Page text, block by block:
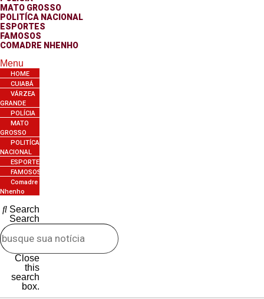
MATO GROSSO
POLITÍCA NACIONAL
ESPORTES
FAMOSOS
COMADRE NHENHO
Menu
HOME
CUIABÁ
VÁRZEA
GRANDE
POLÍCIA
MATO
GROSSO
POLITÍCA
NACIONAL
ESPORTES
FAMOSOS
Comadre
Nhenho
Search
Search
Close
this
search
box.